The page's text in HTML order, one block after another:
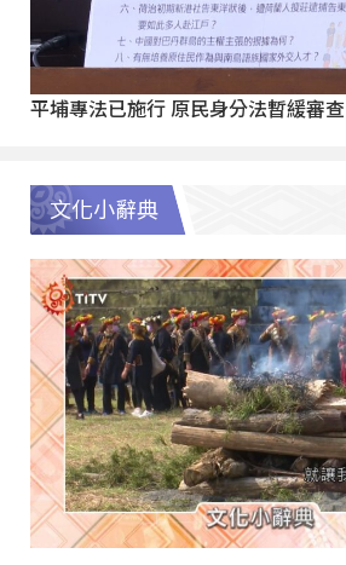
平埔專法已施行 原民身分法暫緩審查
文化小辭典